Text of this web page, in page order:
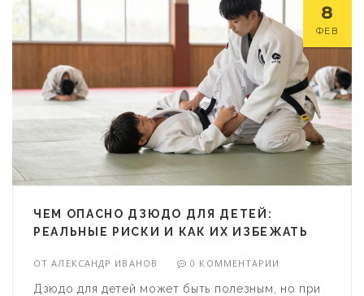
8
ФЕВ
ЧЕМ ОПАСНО ДЗЮДО ДЛЯ ДЕТЕЙ:
РЕАЛЬНЫЕ РИСКИ И КАК ИХ ИЗБЕЖАТЬ
ОТАЛЕКСАНДР ИВАНОВ 0 КОММЕНТАРИИ
Дзюдо для детей может быть полезным, но при